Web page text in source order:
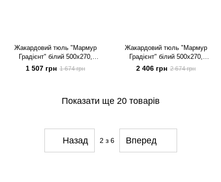
Жакардовий тюль "Мармур
Градієнт" білий 500х270,
тасьма
1 507 грн 1 674 грн
Жакардовий тюль "Мармур
Градієнт" білий 500х270,
люверси
2 406 грн 2 674 грн
Показати ще 20 товарів
Назад 2 з 6 Вперед